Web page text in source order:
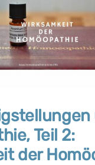
Teil 2:
der